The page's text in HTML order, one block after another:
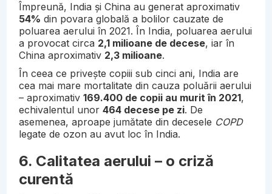
Împreună, India și China au generat aproximativ
54% din povara globală a bolilor cauzate de
poluarea aerului în 2021. În India, poluarea aerului
a provocat circa 2,1 milioane de decese, iar în
China aproximativ 2,3 milioane.
În ceea ce privește copiii sub cinci ani, India are
cea mai mare mortalitate din cauza poluării aerului
– aproximativ169.400 de copii au murit în 2021,
echivalentul unor464 decese pe zi. De
asemenea, aproape jumătate din decesele COPD
legate de ozon au avut loc în India.
6. Calitatea aerului – o criză
curentă